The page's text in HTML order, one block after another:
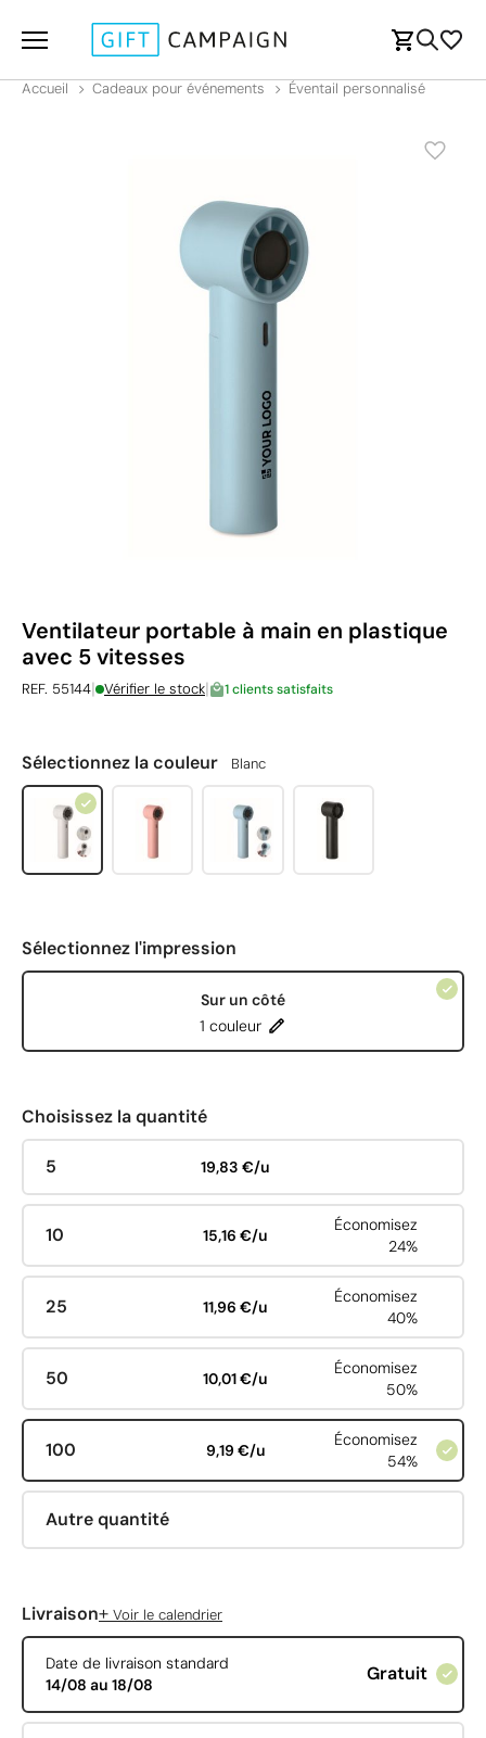
Accueil Cadeaux pour événements Éventail personnalisé
Ventilateur portable à main en plastique
avec 5 vitesses
REF. 55144| Vérifier le stock| 1 clients satisfaits
Sélectionnez la couleur Blanc
Sélectionnez l'impression
Sur un côté
1 couleur
Choisissez la quantité
5 19,83 €/u
10 15,16 €/u
Économisez
24%
25 11,96 €/u
Économisez
40%
50 10,01 €/u
Économisez
50%
100 9,19 €/u
Économisez
54%
Autre quantité
Livraison+ Voir le calendrier
Date de livraison standard
14/08 au 18/08
Gratuit